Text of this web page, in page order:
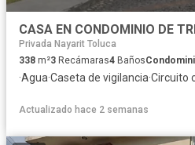
Privada Nayarit Toluca
338 m²3 Recámaras4 Baños
·Agua·Caseta de vigilancia·Circuito
Actualizado hace 2 semanas